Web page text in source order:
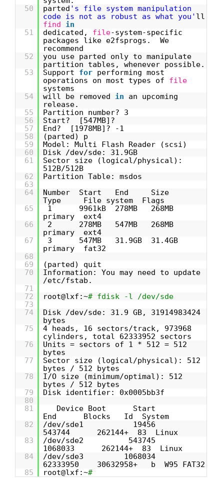
50
parted 's file system manipulation
code is not as robust as what you' ll
find
in
51
dedicated, file-system-specific
packages like e2fsprogs. We
recommend
52
you use parted only to manipulate
partition tables, whenever possible.
53
Support for performing most
operations on most types of file
systems
54
will be removed in
an upcoming
release.
55
Partition number? 3
56
Start? [547MB]?
57
End? [1978MB]? -1
58
(parted) p
59
Model: Multi Flash Reader (scsi)
60
Disk /dev/sde: 31.9GB
61
Sector size (logical/physical):
512B/512B
62
Partition Table: msdos
63
64
Number Start End Size
Type File system Flags
65
1 9961kB 278MB 268MB
primary ext4
66
2 278MB 547MB 268MB
primary ext4
67
3 547MB 31.9GB 31.4GB
primary fat32
68
69
(parted) quit
70
Information: You may need to update
/etc/fstab.
71
72
root@lxf:~# fdisk -l /dev/sde
73
74
Disk /dev/sde: 31.9 GB, 31914983424
bytes
75
4 heads, 16 sectors/track, 973968
cylinders, total 62333952 sectors
76
Units = sectors of 1 * 512 = 512
bytes
77
Sector size (logical/physical): 512
bytes / 512 bytes
78
I/O size (minimum/optimal): 512
bytes / 512 bytes
79
Disk identifier: 0x0005bb3f
80
81
Device Boot Start
End Blocks Id System
82
/dev/sde1 19456
543744 262144+ 83 Linux
83
/dev/sde2 543745
1068033 262144+ 83 Linux
84
/dev/sde3 1068034
62333950 30632958+ b W95 FAT32
85
root@lxf:~#